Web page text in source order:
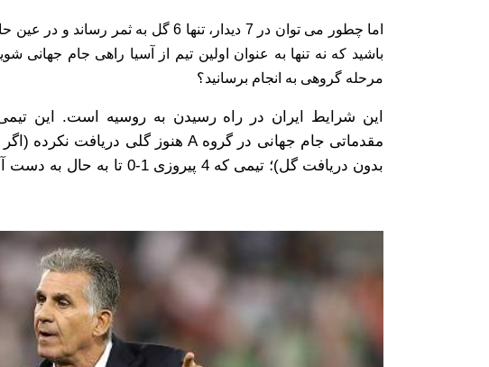
اما چطور می توان در 7 دیدار، تنها 6 گل به
باشید که نه تنها به عنوان اولین تیم از آسیا راهی جام جهانی
مرحله گروهی به انجام برسانید؟
بدون دریافت گل)؛ تیمی که 4 پیروزی 1-0 تا به حال به دست آورده است.